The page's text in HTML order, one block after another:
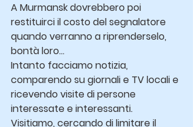
A Murmansk dovrebbero poi
restituirci il costo del segnalatore
quando verranno a riprenderselo,
bontà loro…
Intanto facciamo notizia,
comparendo su giornali e TV locali e
ricevendo visite di persone
interessate e interessanti.
Visitiamo, cercando di limitare il